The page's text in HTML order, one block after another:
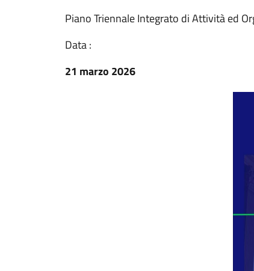
Piano Triennale Integrato di Attività ed
Data :
21 marzo 2026